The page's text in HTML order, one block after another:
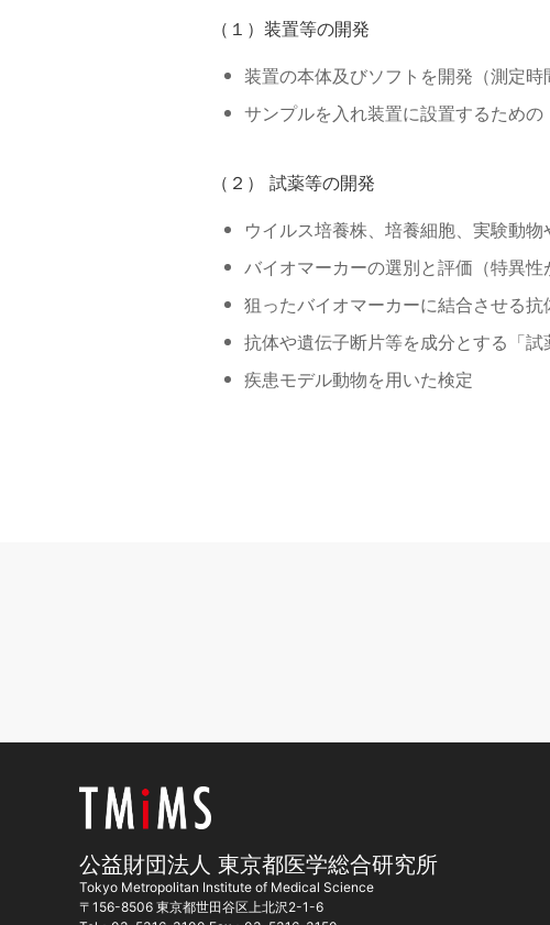
（１）装置等の開発
装置の本体及びソフトを開発（測定時
サンプルを入れ装置に設置するための
（２） 試薬等の開発
ウイルス培養株、培養細胞、実験動
バイオマーカーの選別と評価（特異性
狙ったバイオマーカーに結合させる
抗体や遺伝子断片等を成分とする「
疾患モデル動物を用いた検定
公益財団法人 東京都医学総合研究所
Tokyo Metropolitan Institute of Medical Science
〒156-8506 東京都世田谷区上北沢2-1-6